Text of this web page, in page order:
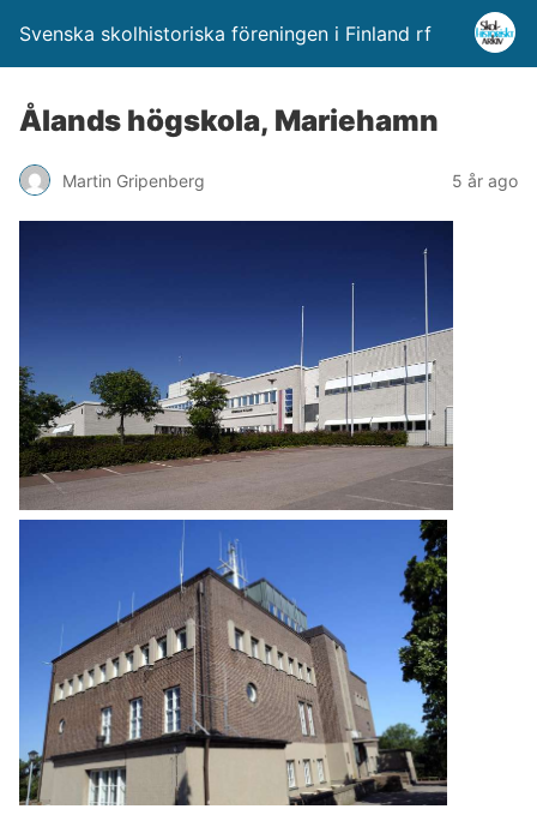
Svenska skolhistoriska föreningen i Finland rf
Ålands högskola, Mariehamn
Martin Gripenberg 5 år ago